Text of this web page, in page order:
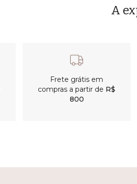
A
Frete grátis em
compras a partir de R$
800